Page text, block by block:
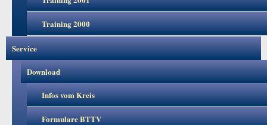
Training 2000
Service
Download
Infos vom Kreis
Formulare BTTV